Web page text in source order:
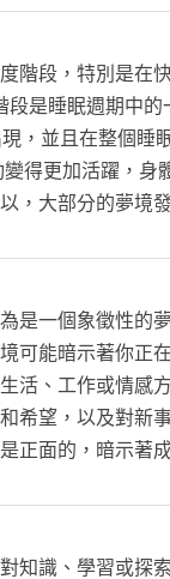
階段，特別是在
段是睡眠週期中
，並且在整個睡
得更加活躍，身
，大部分的夢境
是一個象徵性的
可能暗示著你正
活、工作或情感
希望，以及對新
正面的，暗示著
知識、學習或探